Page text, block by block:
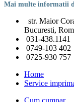
Mai multe informatii
str. Maior
Bucuresti,
031-438.1141
0749-103 402
0725-930 757
Home
Service
Cum cumpar